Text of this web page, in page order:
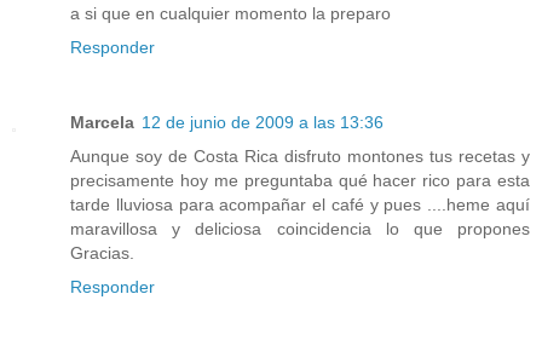
a si que en cualquier momento la preparo
Responder
Marcela 12 de junio de 2009 a las 13:36
Aunque soy de Costa Rica disfruto montones tus recetas y
precisamente hoy me preguntaba qué hacer rico para esta
tarde lluviosa para acompañar el café y pues ....heme aquí
maravillosa y deliciosa coincidencia lo que propones
Gracias.
Responder